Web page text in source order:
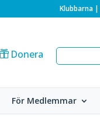
Klubbarna|
Donera
För Medlemmar